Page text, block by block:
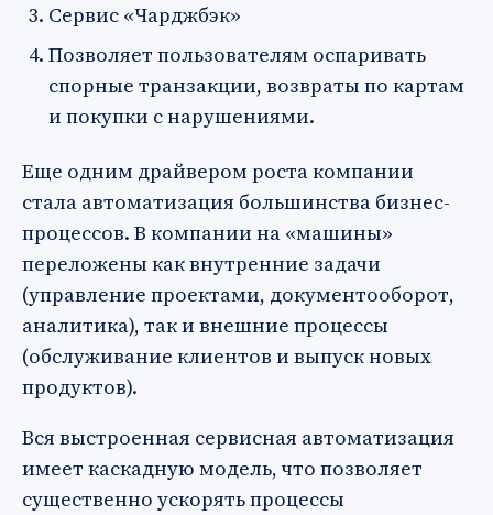
Сервис «Чарджбэк»
Позволяет пользователям оспаривать
спорные транзакции, возвраты по картам
и покупки с нарушениями.
Еще одним драйвером роста компании
стала автоматизация большинства бизнес-
процессов. В компании на «машины»
переложены как внутренние задачи
(управление проектами, документооборот,
аналитика), так и внешние процессы
(обслуживание клиентов и выпуск новых
продуктов).
Вся выстроенная сервисная автоматизация
имеет каскадную модель, что позволяет
существенно ускорять процессы